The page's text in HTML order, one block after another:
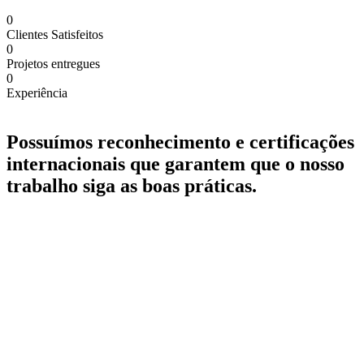
0
Clientes Satisfeitos
0
Projetos entregues
0
Experiência
Possuímos reconhecimento e certificações
internacionais que garantem que o nosso
trabalho siga as boas práticas.